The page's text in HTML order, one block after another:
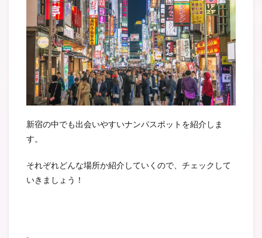
新宿の中でも出会いやすいナンパスポットを紹介しま
す。
それぞれどんな場所か紹介していくので、チェックして
いきましょう！